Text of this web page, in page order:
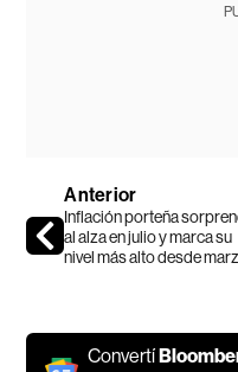
Anterior
Inflación porteña
al alza en julio y marca su
nivel más alto desde
Convertí